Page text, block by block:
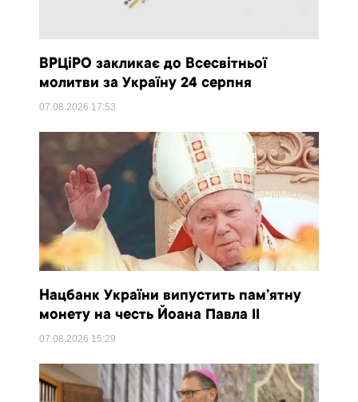
ВРЦіРО закликає до Всесвітньої
молитви за Україну 24 серпня
07.08.2026 17:53
Нацбанк України випустить пам’ятну
монету на честь Йоана Павла II
07.08.2026 15:29